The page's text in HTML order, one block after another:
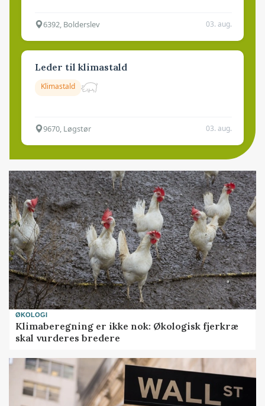
6392, Bolderslev 03. aug.
Leder til klimastald
Klimastald
9670, Løgstør 03. aug.
ØKOLOGI
Klimaberegning er ikke nok: Økologisk fjerkræ
skal vurderes bredere